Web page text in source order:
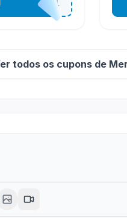
8DO8MELI
todos os cupons de